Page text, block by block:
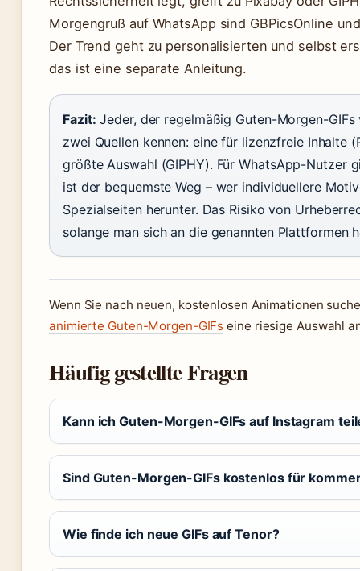
Morgengruß auf WhatsApp sind GBPicsOnline
Der Trend geht zu personalisierten und selbst
das ist eine separate Anleitung.
Fazit: Jeder, der regelmäßig Guten-Morgen-
zwei Quellen kennen: eine für lizenzfreie Inhalte
größte Auswahl (GIPHY). Für WhatsApp-Nutzer
ist der bequemste Weg – wer individuellere
Spezialseiten herunter. Das Risiko von
solange man sich an die genannten Plattformen
Wenn Sie nach neuen, kostenlosen Animationen
animierte Guten-Morgen-GIFs eine riesige Auswahl
Häufig gestellte Fragen
Kann ich Guten-Morgen-GIFs auf Instagram
Sind Guten-Morgen-GIFs kostenlos für
Wie finde ich neue GIFs auf Tenor?